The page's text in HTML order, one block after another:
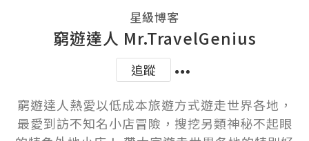
星級博客
窮遊達人 Mr.TravelGenius
追蹤
窮遊達人熱愛以低成本旅遊方式遊走世界各地，
最愛到訪不知名小店冒險，搜挖另類神秘不起眼